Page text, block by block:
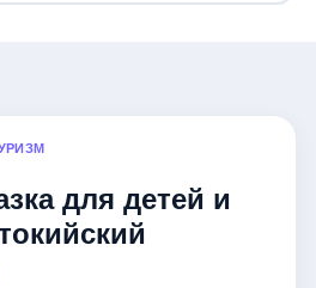
для детей и